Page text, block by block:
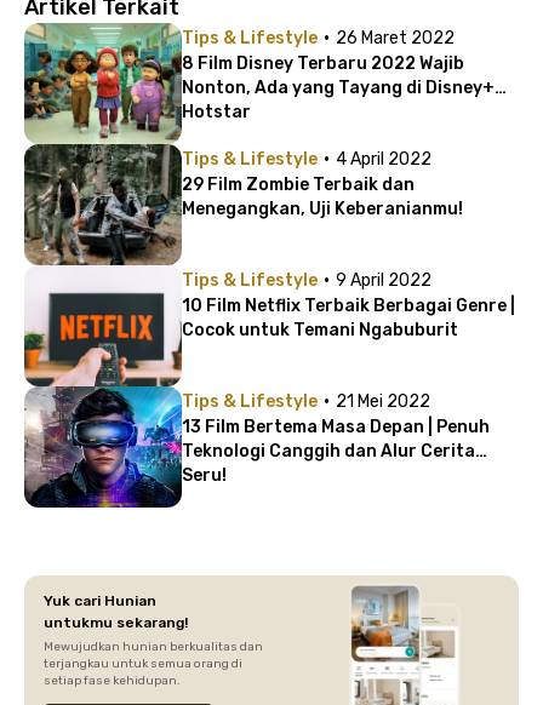
Artikel Terkait
Tips & Lifestyle · 26 Maret 2022
8 Film Disney Terbaru 2022 Wajib
Nonton, Ada yang Tayang di Disney+
Hotstar
Tips & Lifestyle · 4 April 2022
29 Film Zombie Terbaik dan
Menegangkan, Uji Keberanianmu!
Tips & Lifestyle · 9 April 2022
10 Film Netflix Terbaik Berbagai Genre |
Cocok untuk Temani Ngabuburit
Tips & Lifestyle · 21 Mei 2022
13 Film Bertema Masa Depan | Penuh
Teknologi Canggih dan Alur Cerita
Seru!
Yuk cari Hunian
untukmu sekarang!
Mewujudkan hunian berkualitas dan
terjangkau untuk semua orang di
setiap fase kehidupan.